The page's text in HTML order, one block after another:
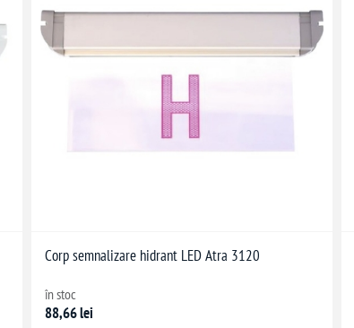
Corp semnalizare hidrant LED Atra 3120
în stoc
88,66 lei